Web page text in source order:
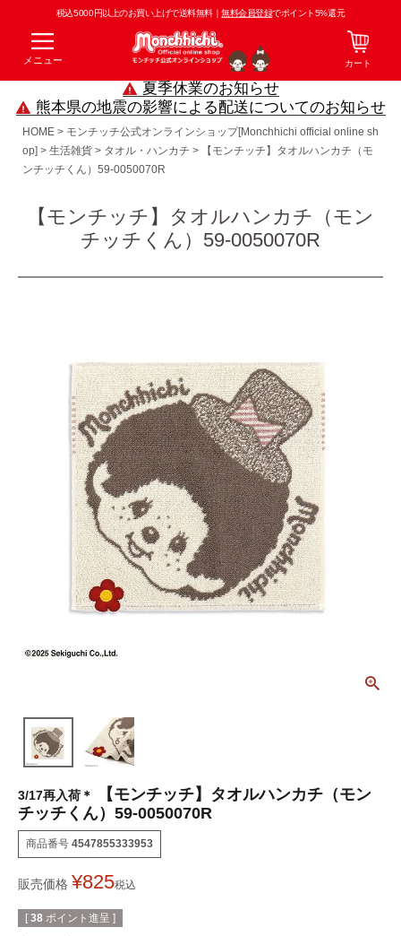
税込5000円以上のお買い上げで送料無料｜無料会員登録でポイント5%還元
メニュー カート
夏季休業のお知らせ
熊本県の地震の影響による配送についてのお知らせ
HOME
モンチッチ公式オンラインショップ[Monchhichi official online sh
op]
生活雑貨 タオル・ハンカチ
【モンチッチ】タオルハンカチ（モ
ンチッチくん）59-0050070R
【モンチッチ】タオルハンカチ（モン
チッチくん）59-0050070R
3/17再入荷＊
【モンチッチ】タオルハンカチ（モン
チッチくん）59-0050070R
商品番号 4547855333953
販売価格 ¥825税込
[ 38 ポイント進呈 ]